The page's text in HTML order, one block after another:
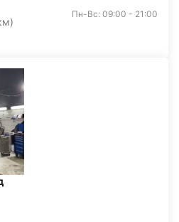
Пн-Вс: 09:00 - 21:00